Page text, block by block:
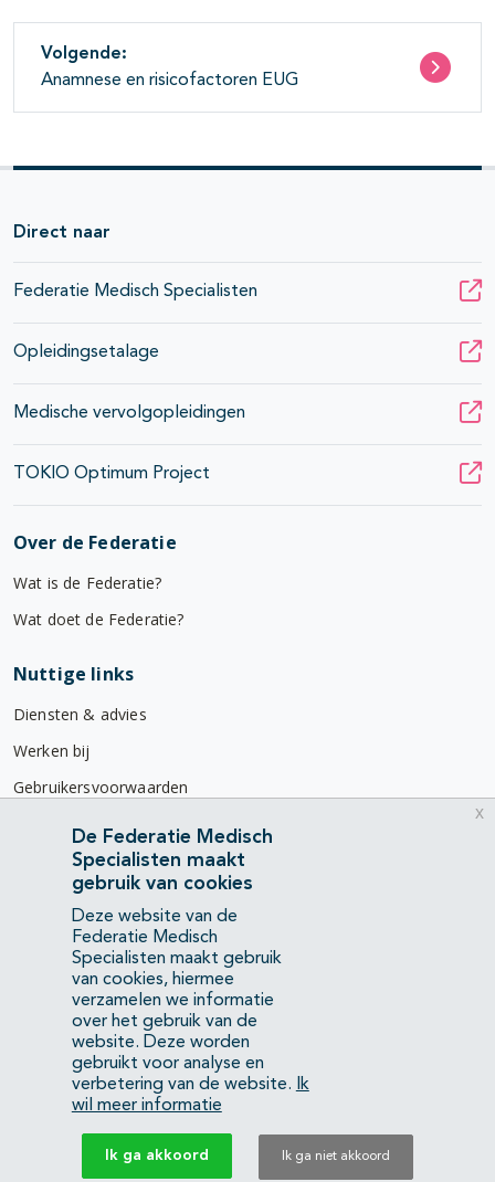
Volgende:
Anamnese en risicofactoren EUG
Direct naar
Federatie Medisch Specialisten
Opleidingsetalage
Medische vervolgopleidingen
TOKIO Optimum Project
Over de Federatie
Wat is de Federatie?
Wat doet de Federatie?
Nuttige links
Diensten & advies
Werken bij
Gebruikersvoorwaarden
Privacyverklaring
Contact
Mercatorlaan 1200
3528 BL Utrecht
(088) 505 34 34
info@richtlijnendatabase.nl
YouTubeLinkedIn
KvK Federatie Medisch Specialisten:40483480
De Federatie Medisch
Specialisten maakt
gebruik van cookies
Deze website van de
Federatie Medisch
Specialisten maakt gebruik
van cookies, hiermee
verzamelen we informatie
over het gebruik van de
website. Deze worden
gebruikt voor analyse en
verbetering van de website.
Ik
wil meer informatie
Ik ga akkoord Ik ga niet akkoord
x